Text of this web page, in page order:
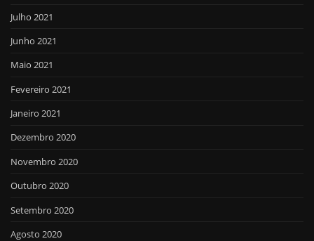
Julho 2021
Junho 2021
Maio 2021
Fevereiro 2021
Janeiro 2021
Dezembro 2020
Novembro 2020
Outubro 2020
Setembro 2020
Agosto 2020